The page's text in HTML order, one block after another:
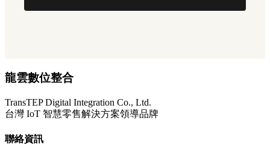
龍雲數位整合
TransTEP Digital Integration Co., Ltd.
台灣 IoT 智慧零售解決方案領導品牌
聯絡資訊